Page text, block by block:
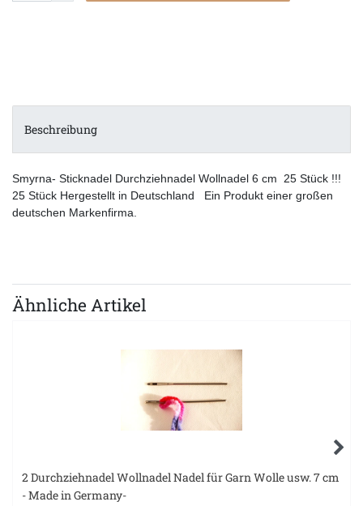
Beschreibung
Smyrna- Sticknadel Durchziehnadel Wollnadel 6 cm 25 Stück !!!
25 Stück Hergestellt in Deutschland Ein Produkt einer großen
deutschen Markenfirma.
Ähnliche Artikel
2 Durchziehnadel Wollnadel Nadel für Garn Wolle usw. 7 cm
- Made in Germany-